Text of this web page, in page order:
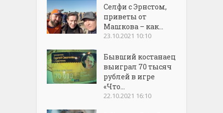
Селфи с Эрнстом,
приветы от
Машкова – как...
23.10.2021 10:10
Бывший костанаец
выиграл 70 тысяч
рублей в игре
«Что...
22.10.2021 16:10